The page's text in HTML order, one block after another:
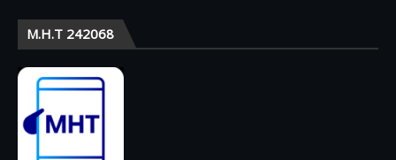
Μ.Η.Τ 242068